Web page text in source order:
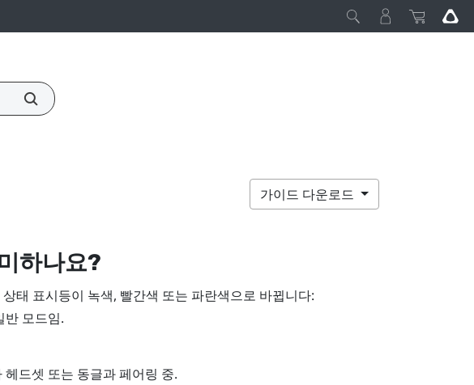
가이드 다운로드
하나요?
태 표시등이 녹색, 빨간색 또는 파란색으로 바뀝니다:
반 모드임.
헤드셋 또는 동글과 페어링 중.